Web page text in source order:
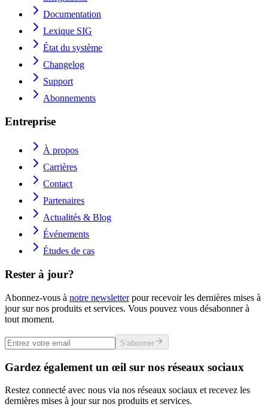
Documentation
Lexique SIG
État du système
Changelog
Support
Abonnements
Entreprise
À propos
Carrières
Contact
Partenaires
Actualités & Blog
Événements
Études de cas
Rester à jour?
Abonnez-vous à notre newsletterpour recevoir les dernières mises à
jour sur nos produits et services. Vous pouvez vous désabonner à
tout moment.
S'abonner
Gardez également un œil sur nos réseaux sociaux
Restez connecté avec nous via nos réseaux sociaux et recevez les
dernières mises à jour sur nos produits et services.